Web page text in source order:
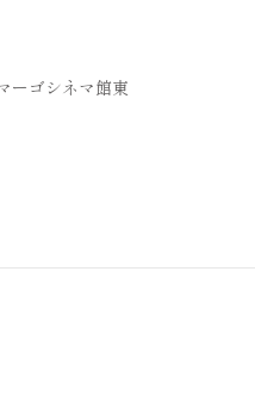
ーゴシネマ館東